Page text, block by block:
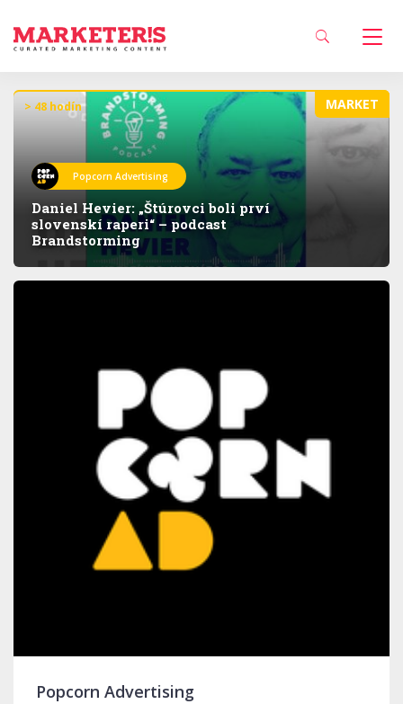
MARKET
> 48 hodín
Popcorn Advertising
Daniel Hevier: „Štúrovci boli prví
slovenskí raperi“ – podcast
Brandstorming
Popcorn Advertising